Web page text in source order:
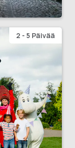
2 - 5 Päivää